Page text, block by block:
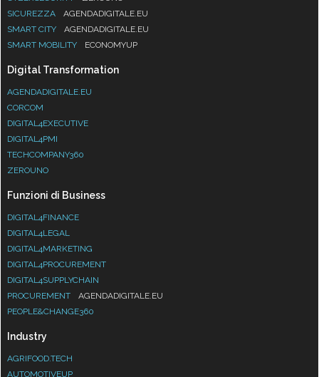
SICUREZZA
AGENDADIGITALE.EU
SMART CITY
AGENDADIGITALE.EU
SMART MOBILITY
ECONOMYUP
Digital Transformation
AGENDADIGITALE.EU
CORCOM
DIGITAL4EXECUTIVE
DIGITAL4PMI
TECHCOMPANY360
ZEROUNO
Funzioni di Business
DIGITAL4FINANCE
DIGITAL4LEGAL
DIGITAL4MARKETING
DIGITAL4PROCUREMENT
DIGITAL4SUPPLYCHAIN
PROCUREMENT
AGENDADIGITALE.EU
PEOPLE&CHANGE360
Industry
AGRIFOOD.TECH
AUTOMOTIVEUP